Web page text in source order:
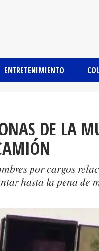
ENTRETENIMIENTO
DE LA
por cargos
hasta la pena de